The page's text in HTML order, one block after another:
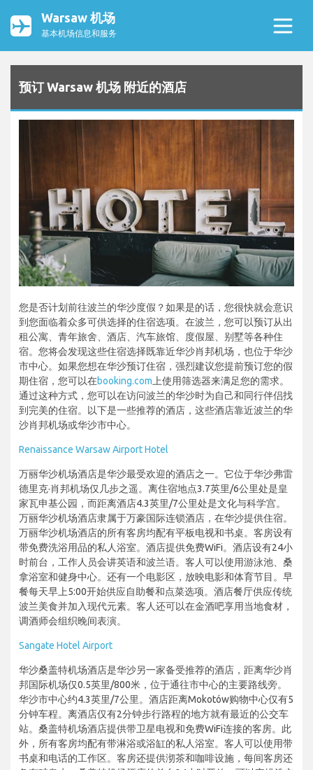
Warsaw 机场
基本机场信息和服务
预订 Warsaw 机场 附近的酒店
您是否计划前往波兰的华沙度假？如果是的话，您很快就会意识
到您面临着众多可供选择的住宿选项。在波兰，您可以预订从出
租公寓、青年旅舍、酒店、汽车旅馆、度假屋、别墅等各种住
宿。您将会发现这些住宿选择既靠近华沙肖邦机场，也位于华沙
市中心。如果您想在华沙预订住宿，强烈建议您提前预订您的假
期住宿，您可以在booking.com 上使用筛选器来满足您的需求。
通过这种方式，您可以在访问波兰的华沙时为自己和同行伴侣找
到完美的住宿。以下是一些推荐的酒店，这些酒店靠近波兰的华
沙肖邦机场或华沙市中心。
Renaissance Warsaw Airport Hotel
万丽华沙机场酒店是华沙最受欢迎的酒店之一。它位于华沙弗雷
德里克·肖邦机场仅几步之遥。离住宿地点3.7英里/6公里处是皇
家瓦申基公园，而距离酒店4.3英里/7公里处是文化与科学宫。
万丽华沙机场酒店隶属于万豪国际连锁酒店，在华沙提供住宿。
万丽华沙机场酒店的所有客房均配有平板电视和书桌。客房设有
带免费洗浴用品的私人浴室。酒店提供免费WiFi。酒店设有24小
时前台，工作人员会讲英语和波兰语。客人可以使用游泳池、桑
拿浴室和健身中心。还有一个电影区，放映电影和体育节目。早
餐每天早上5:00开始供应自助餐和点菜选项。酒店餐厅供应传统
波兰美食并加入现代元素。客人还可以在金酒吧享用当地食材，
调酒师会组织晚间表演。
Sangate Hotel Airport
华沙桑盖特机场酒店是华沙另一家备受推荐的酒店，距离华沙肖
邦国际机场仅0.5英里/800米，位于通往市中心的主要路线旁。
华沙市中心约4.3英里/7公里。酒店距离Mokotów购物中心仅有5
分钟车程。离酒店仅有2分钟步行路程的地方就有最近的公交车
站。桑盖特机场酒店提供带卫星电视和免费WiFi连接的客房。此
外，所有客房均配有带淋浴或浴缸的私人浴室。客人可以使用带
书桌和电话的工作区。客房还提供沏茶和咖啡设施，每间客房还